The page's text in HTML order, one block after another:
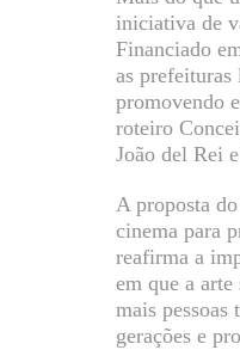
iniciativa de
Financiado
as prefeituras
promovendo
roteiro
João del Rei
A proposta
cinema para
reafirma a
em que a
mais pessoas
gerações e